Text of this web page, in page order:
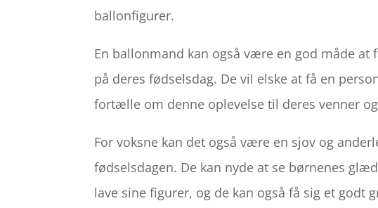
ballonfigurer.
En ballonmand kan også være en god måde
på deres fødselsdag. De vil elske at få en
fortælle om denne oplevelse til deres venner
For voksne kan det også være en sjov og
fødselsdagen. De kan nyde at se børnenes
lave sine figurer, og de kan også få sig et godt